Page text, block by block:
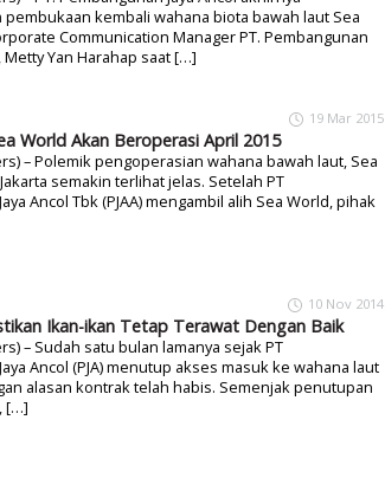
kembali wahana biota bawah laut Sea
Communication Manager PT. Pembangunan
Metty Yan Harahap saat […]
19 Mar 2015
World Akan Beroperasi April 2015
– Polemik pengoperasian wahana bawah laut, Sea
semakin terlihat jelas. Setelah PT
Ancol Tbk (PJAA) mengambil alih Sea World, pihak
10 Nov 2014
Ikan-ikan Tetap Terawat Dengan Baik
– Sudah satu bulan lamanya sejak PT
Ancol (PJA) menutup akses masuk ke wahana laut
alasan kontrak telah habis. Semenjak penutupan
[…]